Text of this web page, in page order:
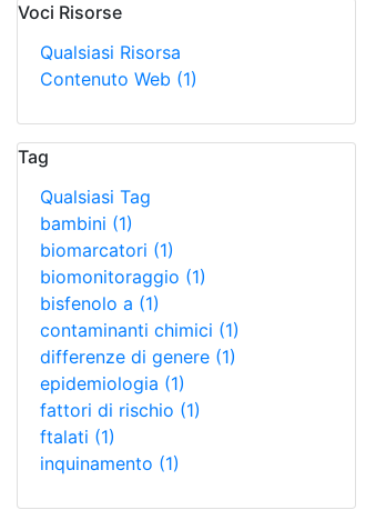
Voci Risorse
Qualsiasi Risorsa
Contenuto Web (1)
Tag
Qualsiasi Tag
bambini (1)
biomarcatori (1)
biomonitoraggio (1)
bisfenolo a (1)
contaminanti chimici (1)
differenze di genere (1)
epidemiologia (1)
fattori di rischio (1)
ftalati (1)
inquinamento (1)